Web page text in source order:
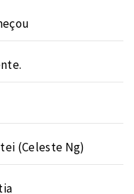
(Celeste Ng)